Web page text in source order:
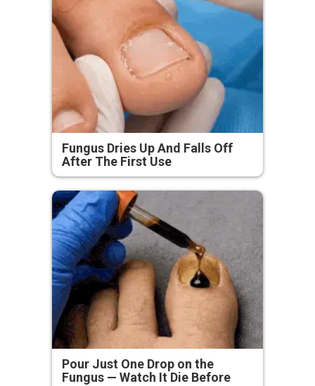
Fungus Dries Up And Falls Off
After The First Use
Pour Just One Drop on the
Fungus — Watch It Die Before